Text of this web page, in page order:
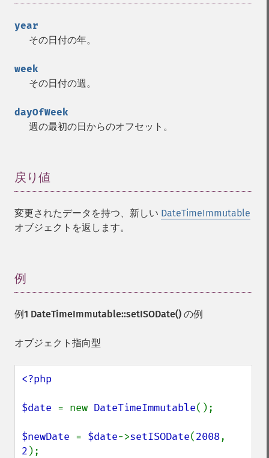
year
その日付の年。
week
その日付の週。
dayOfWeek
週の最初の日からのオフセット。
戻り値
変更されたデータを持つ、新しい DateTimeImmutable
オブジェクトを返します。
例
例1 DateTimeImmutable::setISODate() の例
オブジェクト指向型
<?php
$date = new DateTimeImmutable();
$newDate = $date->setISODate(2008
2 );